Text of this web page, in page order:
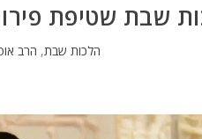
שבת שטיפת
הלכות שבת, הרב